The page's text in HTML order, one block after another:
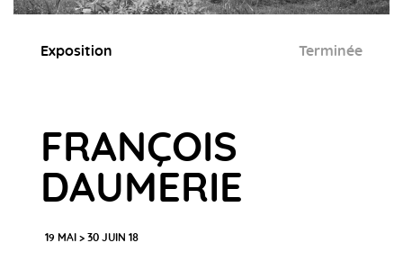
Exposition Terminée
FRANÇOIS
DAUMERIE
19 MAI > 30 JUIN 18